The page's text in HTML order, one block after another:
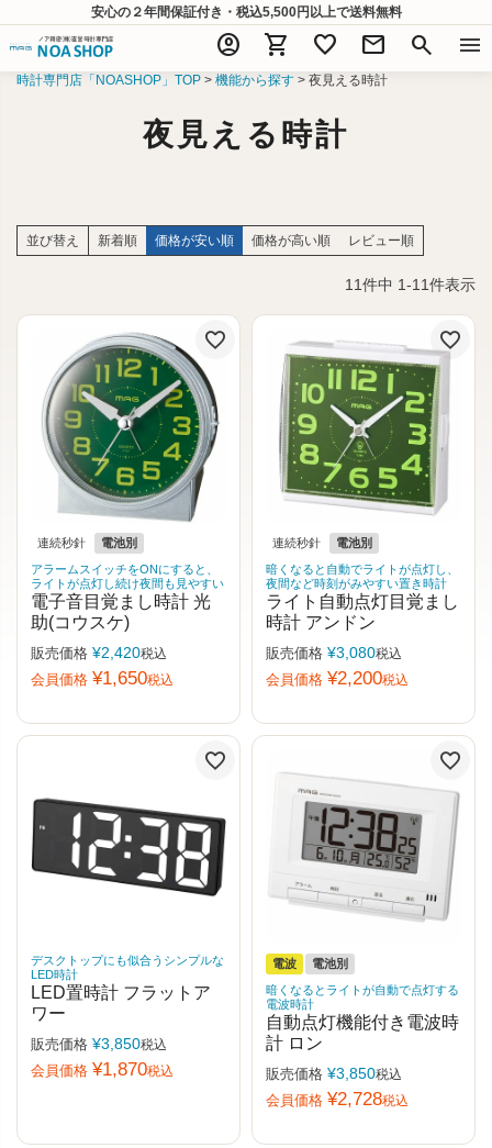
安心の２年間保証付き・税込5,500円以上で送料無料
account_circle shopping_cart favorite mail search menu
時計専門店「NOASHOP」TOP 機能から探す 夜見える時計
夜見える時計
並び替え 新着順 価格が安い順 価格が高い順 レビュー順
11件中 1-11件表示
連続秒針
電池別
アラームスイッチをONにすると、
ライトが点灯し続け夜間も見やすい
電子音目覚まし時計 光
助(コウスケ)
販売価格 ¥2,420税込
会員価格 ¥1,650税込
連続秒針
電池別
暗くなると自動でライトが点灯し、
夜間など時刻がみやすい置き時計
ライト自動点灯目覚まし
時計 アンドン
販売価格 ¥3,080税込
会員価格 ¥2,200税込
デスクトップにも似合うシンプルな
LED時計
LED置時計 フラットア
ワー
販売価格 ¥3,850税込
会員価格 ¥1,870税込
電波
電池別
暗くなるとライトが自動で点灯する
電波時計
自動点灯機能付き電波時
計 ロン
販売価格 ¥3,850税込
会員価格 ¥2,728税込